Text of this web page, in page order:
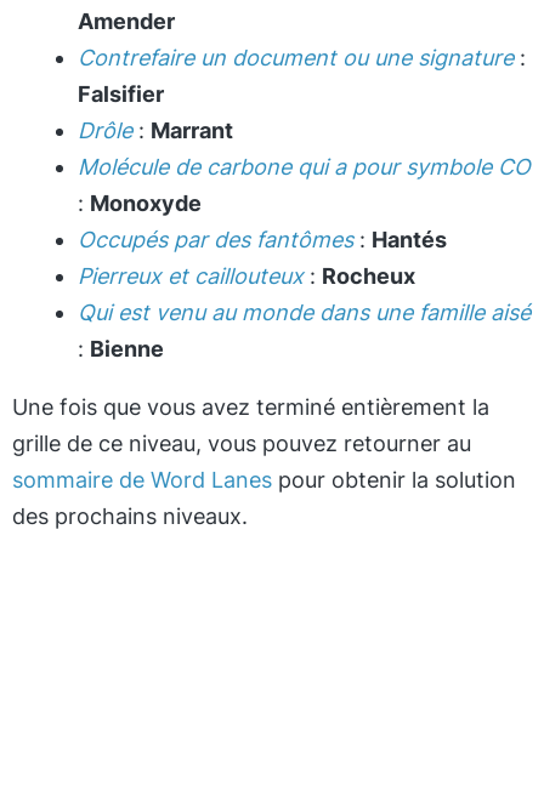
Amender
Contrefaire un document ou une signature:
Falsifier
Drôle: Marrant
Molécule de carbone qui a pour symbole CO
: Monoxyde
Occupés par des fantômes: Hantés
Pierreux et caillouteux: Rocheux
Qui est venu au monde dans une famille aisé
: Bienne
Une fois que vous avez terminé entièrement la
grille de ce niveau, vous pouvez retourner au
sommaire de Word Lanes pour obtenir la solution
des prochains niveaux.